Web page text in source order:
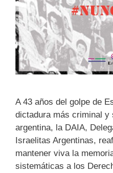
A 43 años del golpe de
dictadura más criminal y
argentina, la DAIA,
Israelitas Argentinas,
mantener viva la
sistemáticas a los